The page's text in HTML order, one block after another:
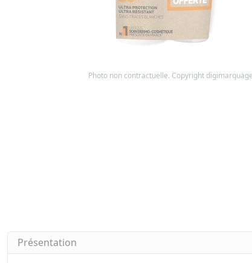
Photo non contractuelle. Copyright digimarquage
Présentation